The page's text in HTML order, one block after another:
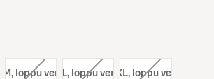
M, loppu verkosta
koko: L, loppu verkosta
koko: XL, loppu verkosta